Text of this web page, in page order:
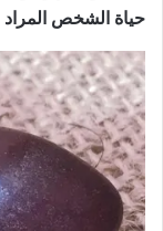
حياة الشخص المراد